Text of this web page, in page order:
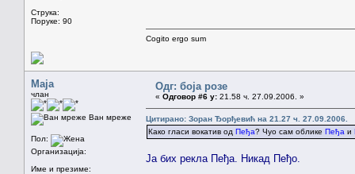
Струка:
Поруке: 90
Cogito ergo sum
Maja
члан
Ван мреже
Пол:
Организација:
Име и презиме:
Одг: боја розе
« Одговор #6 у: 21.58 ч. 27.09.2006. »
Цитирано: Зоран Ђорђевић на 21.27 ч. 27.09.2006.
Како гласи вокатив од Пеђа? Чуо сам облике Пеђа и
Ја бих рекла Пеђа. Никад Пеђо.